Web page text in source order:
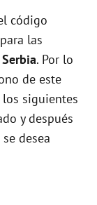
código
las
. Por lo
de este
siguientes
y después
desea